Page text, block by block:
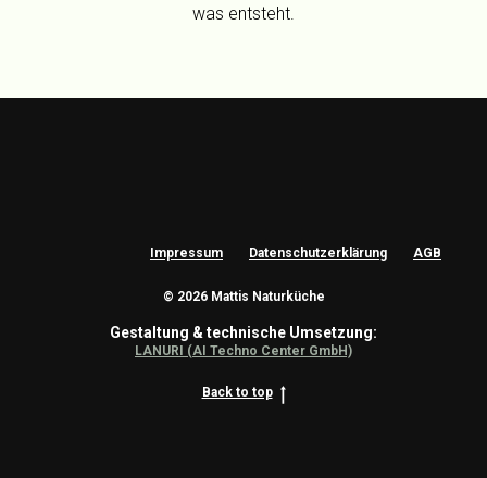
was entsteht.
Impressum Datenschutzerklärung AGB
© 2026 Mattis Naturküche
Gestaltung & technische Umsetzung:
LANURI (AI Techno Center GmbH)
Back to top